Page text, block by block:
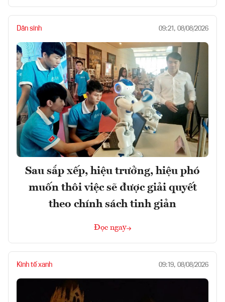
Dân sinh 09:21, 08/08/2026
Sau sắp xếp, hiệu trưởng, hiệu phó
muốn thôi việc sẽ được giải quyết
theo chính sách tinh giản
Đọc ngay
Kinh tế xanh 09:19, 08/08/2026